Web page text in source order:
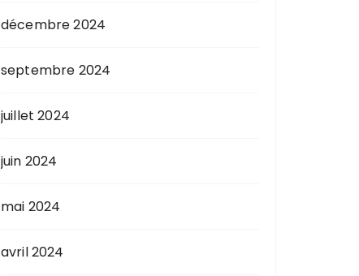
décembre 2024
septembre 2024
juillet 2024
juin 2024
mai 2024
avril 2024